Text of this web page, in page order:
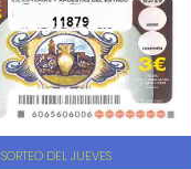
11879
SORTEO DEL JUEVES